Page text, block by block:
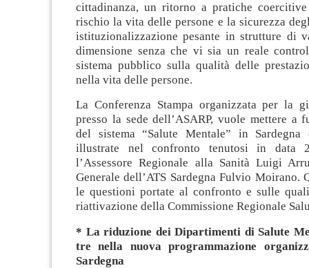
cittadinanza, un ritorno a pratiche
rischio la vita delle persone e la sicurezza
istituzionalizzazione pesante in strutture di
dimensione senza che vi sia un reale
sistema pubblico sulla qualità delle
nella vita delle persone.
La Conferenza Stampa organizzata per la
presso la sede dell’ASARP, vuole mettere a
del sistema “Salute Mentale” in Sardegna
illustrate nel confronto tenutosi in data
l’Assessore Regionale alla Sanità Luigi
Generale dell’ATS Sardegna Fulvio Moirano.
le questioni portate al confronto e sulle
riattivazione della Commissione Regionale
* La riduzione dei Dipartimenti di Salute
tre nella nuova programmazione
Sardegna